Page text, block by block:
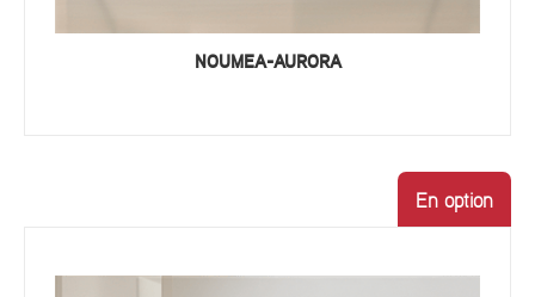
NOUMEA-AURORA
En option